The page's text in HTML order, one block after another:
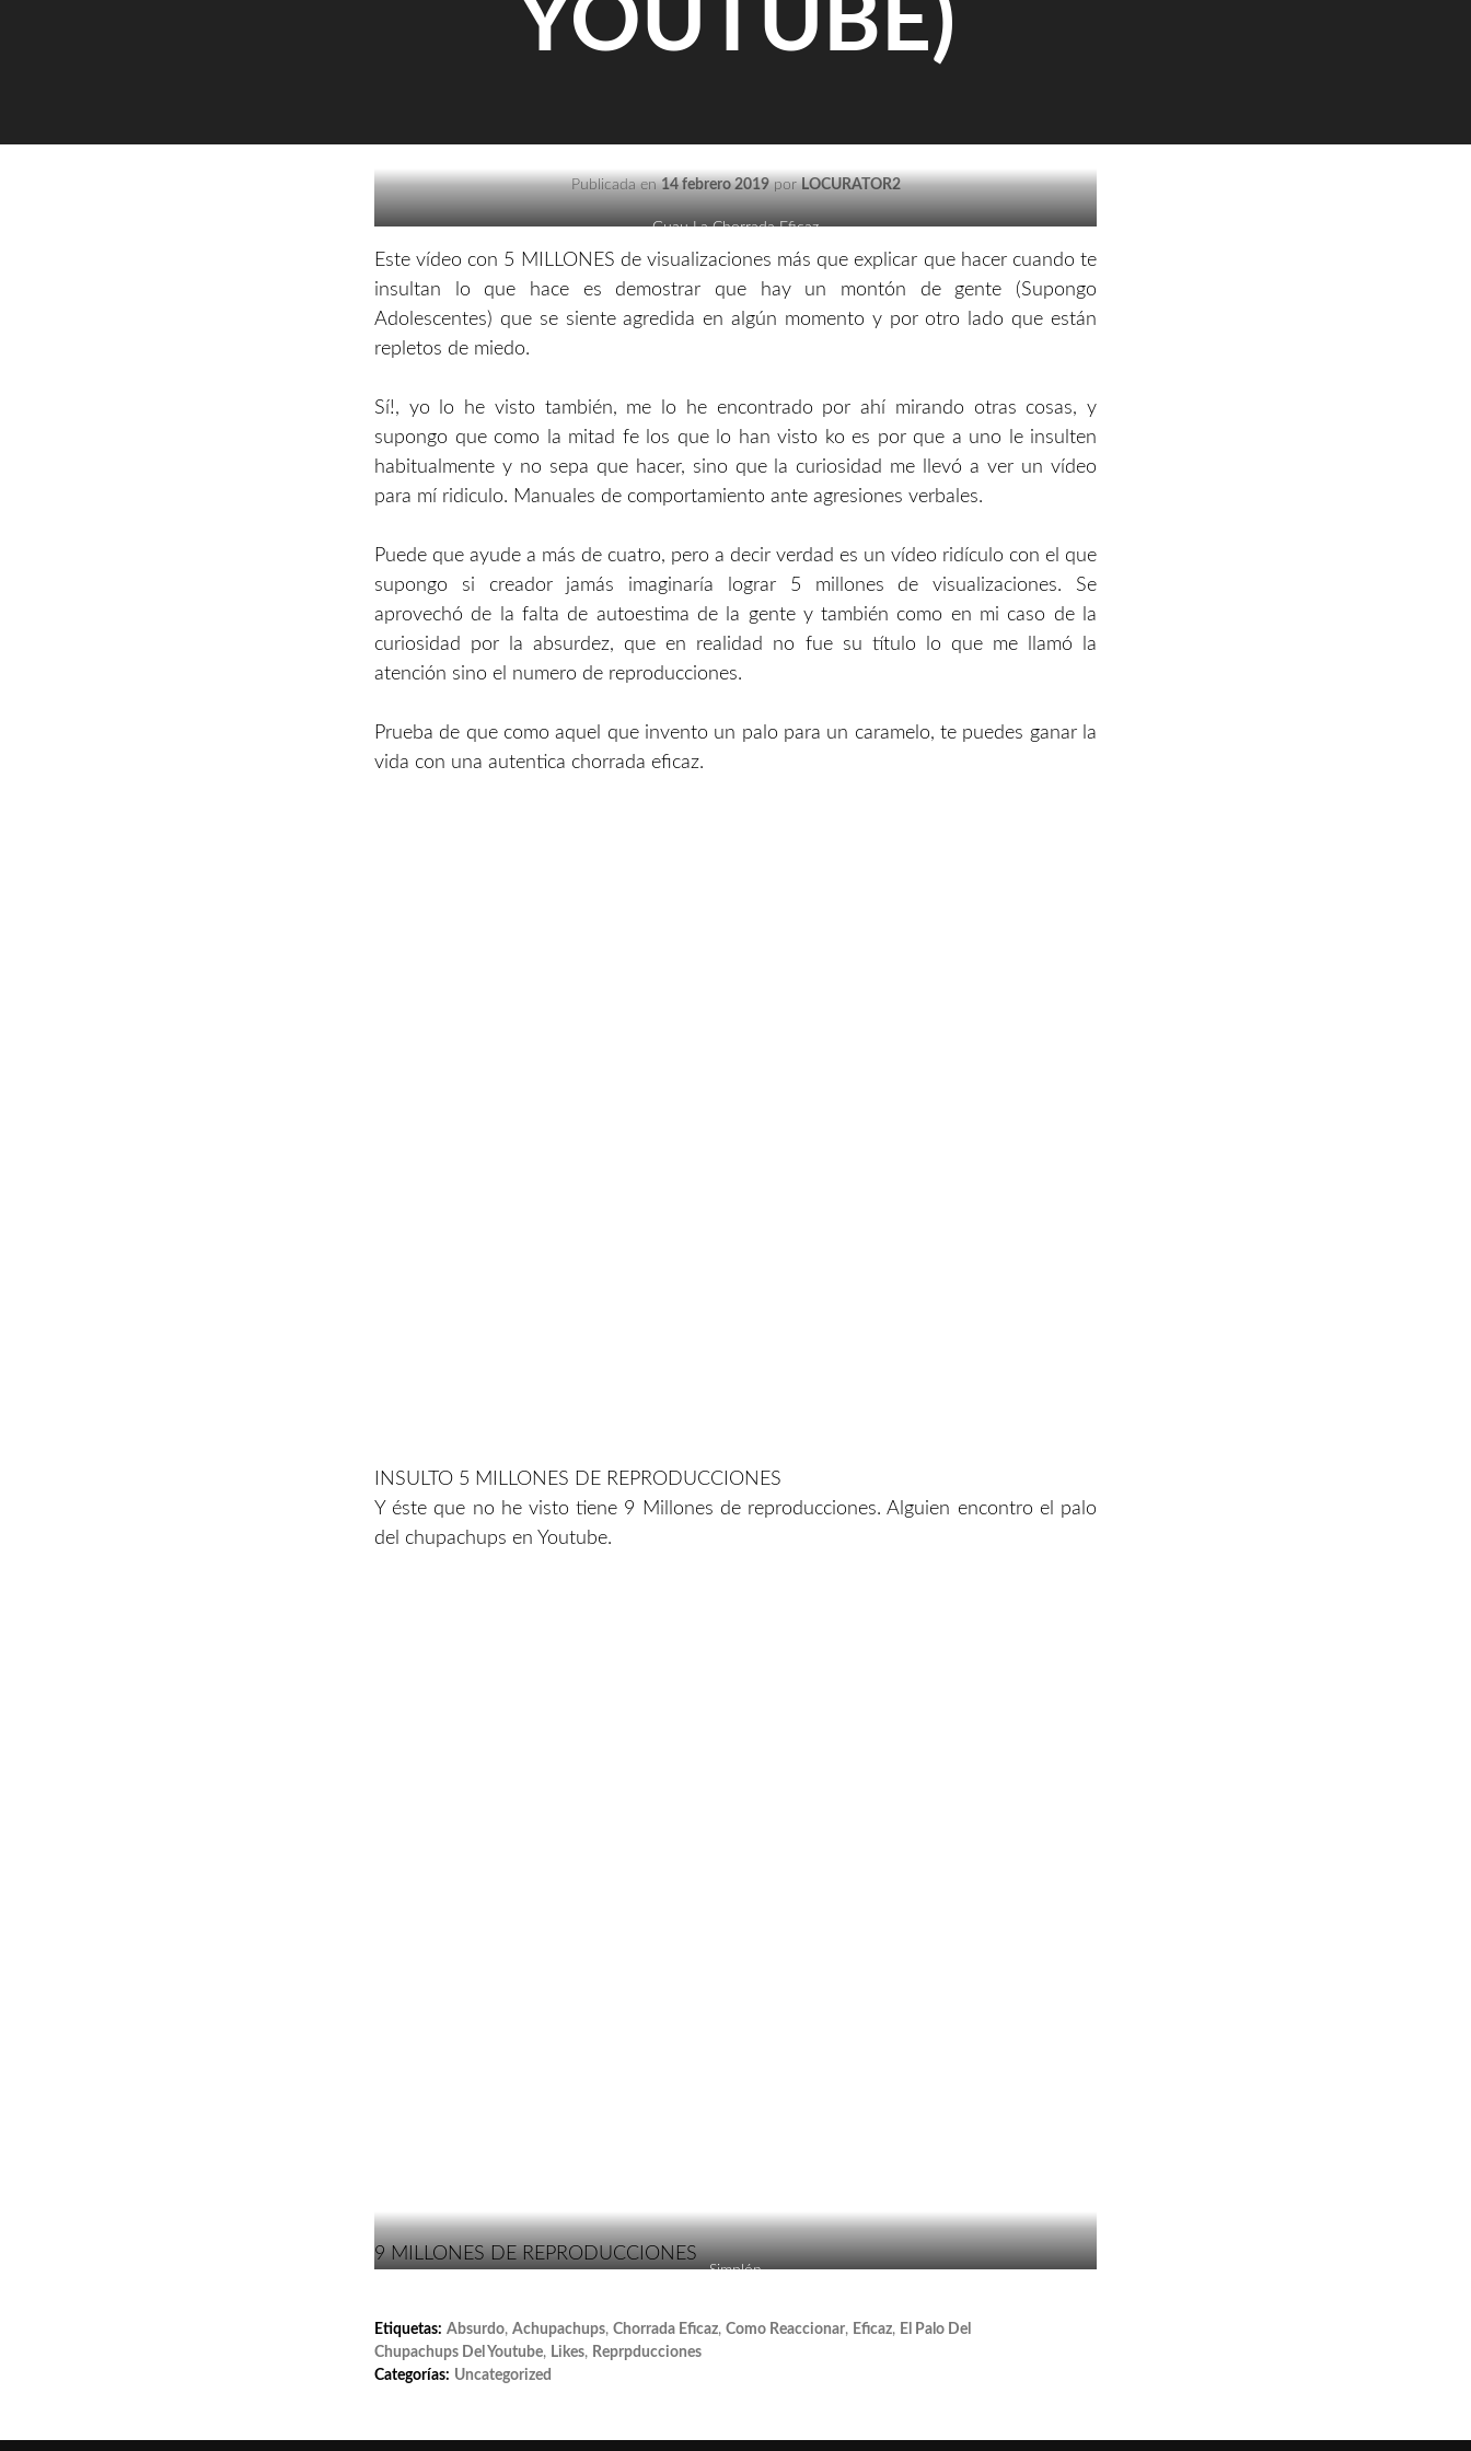
YOUTUBE)
Publicada en14 febrero 2019porLOCURATOR2
Guau La Chorrada Eficaz
Este vídeo con 5 MILLONES de visualizaciones más que explicar que hacer cuando te
insultan lo que hace es demostrar que hay un montón de gente (Supongo
Adolescentes) que se siente agredida en algún momento y por otro lado que están
repletos de miedo.
Sí!, yo lo he visto también, me lo he encontrado por ahí mirando otras cosas, y
supongo que como la mitad fe los que lo han visto ko es por que a uno le insulten
habitualmente y no sepa que hacer, sino que la curiosidad me llevó a ver un vídeo
para mí ridiculo. Manuales de comportamiento ante agresiones verbales.
Puede que ayude a más de cuatro, pero a decir verdad es un vídeo ridículo con el que
supongo si creador jamás imaginaría lograr 5 millones de visualizaciones. Se
aprovechó de la falta de autoestima de la gente y también como en mi caso de la
curiosidad por la absurdez, que en realidad no fue su título lo que me llamó la
atención sino el numero de reproducciones.
Prueba de que como aquel que invento un palo para un caramelo, te puedes ganar la
vida con una autentica chorrada eficaz.
INSULTO 5 MILLONES DE REPRODUCCIONES
Y éste que no he visto tiene 9 Millones de reproducciones. Alguien encontro el palo
del chupachups en Youtube.
9 MILLONES DE REPRODUCCIONES
Simplón
Etiquetas: Absurdo, Achupachups, Chorrada Eficaz, Como Reaccionar, Eficaz, El Palo Del
Chupachups Del Youtube, Likes, Reprpducciones
Categorías: Uncategorized